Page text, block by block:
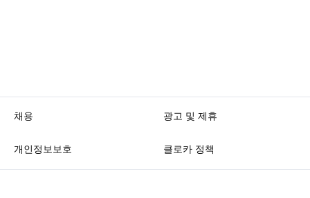
채용 광고 및 제휴
개인정보보호 클로카 정책